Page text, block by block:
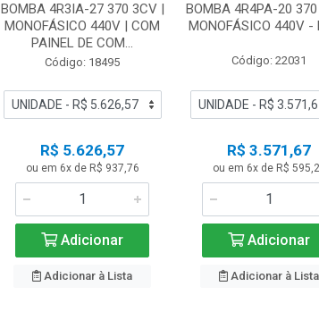
BOMBA 4R3IA-27 370 3CV |
MONOFÁSICO 440V | COM
PAINEL DE COM...
Código: 18495
R$ 5.626,57
ou em 6x de R$ 937,76
Adicionar
Adicionar à Lista
BOMBA 4R4PA-20
MONOFÁSICO 440V -
Código: 22031
R$ 3.571,67
ou em 6x de R$
Adicionar
Adicionar à Lista